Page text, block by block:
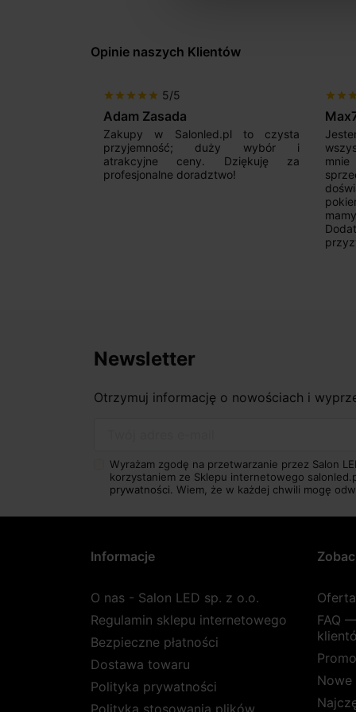
Opinie naszych Klientów
star star star star star 5/5
Adam Zasada
Zakupy w Salonled.pl to czysta
przyjemność; duży wybór i
atrakcyjne ceny. Dziękuję za
profesjonalne doradztwo!
star star star
Newsletter
Otrzymuj informację o nowościach i
Wyrażam zgodę na przetwarzanie przez Salon
korzystaniem ze Sklepu internetowego
prywatności. Wiem, że w każdej chwili mogę
Informacje
O nas - Salon LED sp. z o.o.
Regulamin sklepu internetowego
Bezpieczne płatności
Dostawa towaru
Polityka prywatności
FAQ